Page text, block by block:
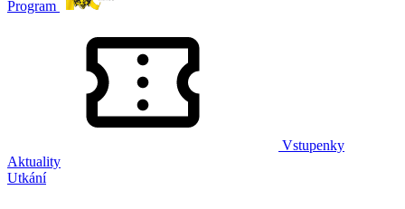
Program
Vstupenky
Aktuality
Utkání